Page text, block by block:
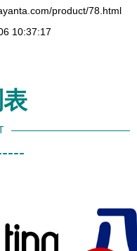
product/78.html
10:37:17